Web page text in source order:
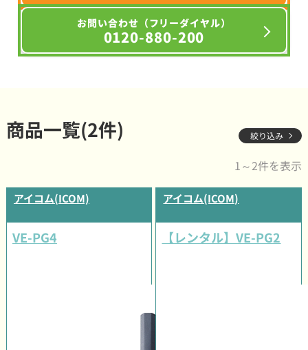
お問い合わせ（フリーダイヤル）
0120-880-200
商品一覧(2件) 絞り込み
1～2件を表示
アイコム(ICOM)
VE-PG4
アイコム(ICOM)
【レンタル】VE-PG2